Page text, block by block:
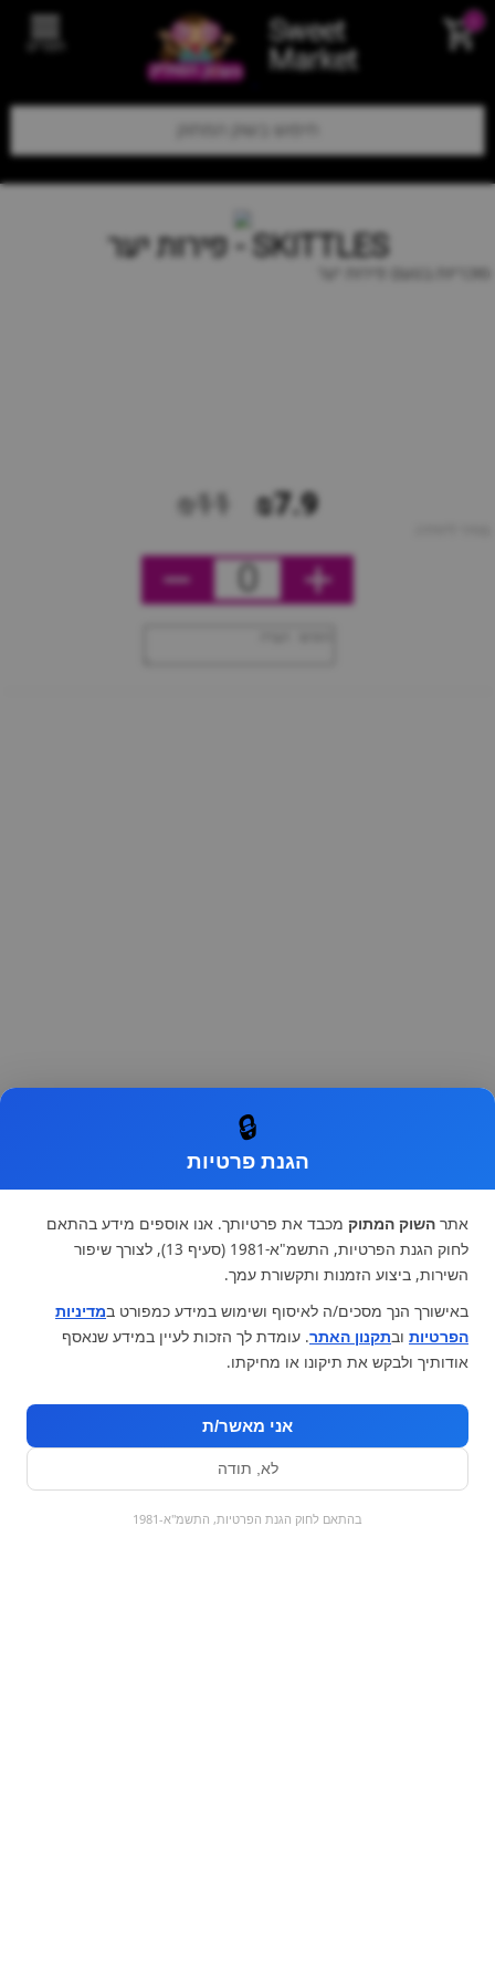
Sweet
Market תפריט
כל המוצרים
0
הקניות שלי מבצעים
SKITTLES - פירות יער
סוכריות בטעם פירות יער
₪7.9
₪11
0
🔒
הגנת פרטיות
אתר השוק המתוק מכבד את פרטיותך. אנו אוספים מידע בהתאם
לחוק הגנת הפרטיות, התשמ"א-1981 (סעיף 13), לצורך שיפור
השירות, ביצוע הזמנות ותקשורת עמך.
באישורך הנך מסכים/ה לאיסוף ושימוש במידע כמפורט במדיניות
הפרטיות ובתקנון האתר. עומדת לך הזכות לעיין במידע שנאסף
אודותיך ולבקש את תיקונו או מחיקתו.
אני מאשר/ת
לא, תודה
בהתאם לחוק הגנת הפרטיות, התשמ"א-1981